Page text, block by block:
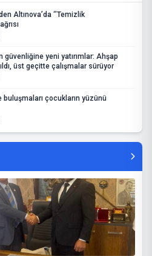
Altınova’da ‘’Temizlik
güvenliğine yeni yatırımlar: Ahşap
üst geçitte çalışmalar sürüyor
buluşmaları çocukların yüzünü